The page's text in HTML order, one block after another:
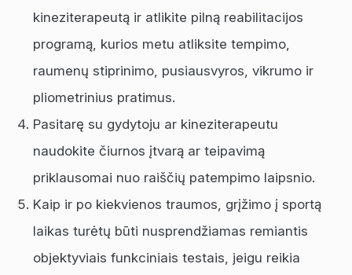
kineziterapeutą ir atlikite pilną reabilitacijos
programą, kurios metu atliksite tempimo,
raumenų stiprinimo, pusiausvyros, vikrumo ir
pliometrinius pratimus.
Pasitarę su gydytoju ar kineziterapeutu
naudokite čiurnos įtvarą ar teipavimą
priklausomai nuo raiščių patempimo laipsnio.
Kaip ir po kiekvienos traumos, grįžimo į sportą
laikas turėtų būti nusprendžiamas remiantis
objektyviais funkciniais testais, jeigu reikia